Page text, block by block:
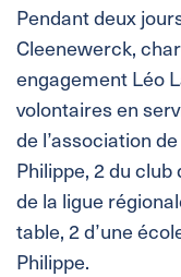
Pendant deux
Cleenewerck,
engagement Léo
volontaires en
de l’association
Philippe, 2 du
de la ligue
table, 2 d’une
Philippe.